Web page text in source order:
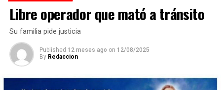
De obtener resultados favorables en esa etapa, el equipo
tendría la posibilidad de representar a México en la final
internacional de la WRO, que se efectuará en Costa Rica.
Libre operador que mató a tránsito
Su familia pide justicia
Published 12 meses ago on 12/08/2025
By Redaccion